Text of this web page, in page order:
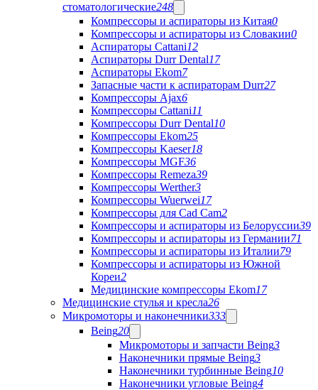
стоматологические248
Компрессоры и аспираторы из Китая0
Компрессоры и аспираторы из Словакии0
Аспираторы Cattani12
Аспираторы Durr Dental17
Аспираторы Ekom7
Запасные части к аспираторам Durr27
Компрессоры Ajax6
Компрессоры Cattani11
Компрессоры Durr Dental10
Компрессоры Ekom25
Компрессоры Kaeser18
Компрессоры MGF36
Компрессоры Remeza39
Компрессоры Werther3
Компрессоры Wuerwei17
Компрессоры для Cad Cam2
Компрессоры и аспираторы из Белоруссии39
Компрессоры и аспираторы из Германии71
Компрессоры и аспираторы из Италии79
Компрессоры и аспираторы из Южной
Кореи2
Медицинские компрессоры Ekom17
Медицинские стулья и кресла26
Микромоторы и наконечники333
Being20
Микромоторы и запчасти Being3
Наконечники прямые Being3
Наконечники турбинные Being10
Наконечники угловые Being4